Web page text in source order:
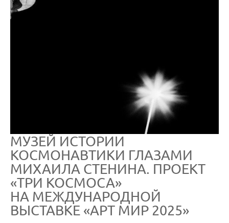
МУЗЕЙ ИСТОРИИ
КОСМОНАВТИКИ ГЛАЗАМИ
МИХАИЛА СТЕНИНА. ПРОЕКТ
«ТРИ КОСМОСА»
НА МЕЖДУНАРОДНОЙ
ВЫСТАВКЕ «АРТ МИР 2025»